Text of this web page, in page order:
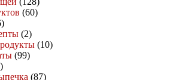
(60)
(2)
(10)
(99)
(87)